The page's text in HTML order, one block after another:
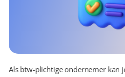
Als btw-plichtige ondernemer kan